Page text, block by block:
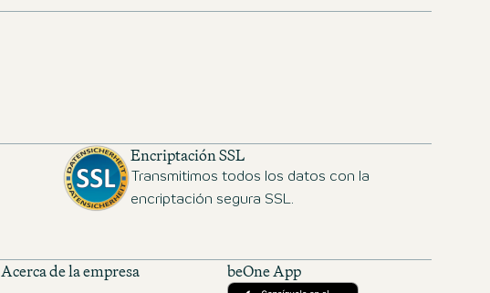
Encriptación SSL
Transmitimos todos los datos con la
encriptación segura SSL.
Acerca de la empresa beOne App